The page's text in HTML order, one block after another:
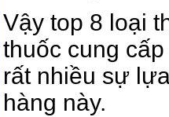
Vậy top 8 loại
thuốc cung
rất nhiều sự
hàng này.